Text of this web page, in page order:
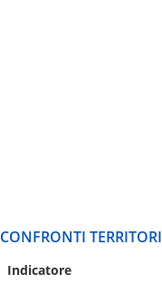
CONFRONTI
Indicatore